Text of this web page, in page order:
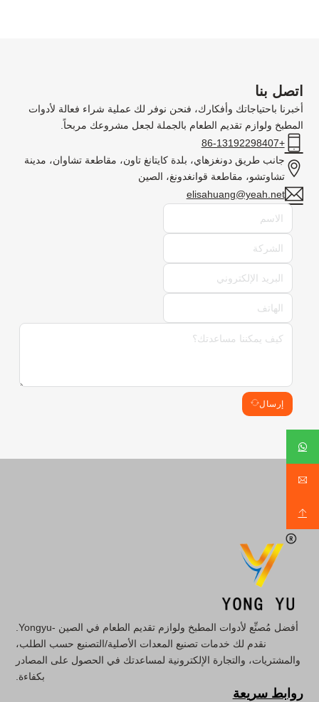
اتصل بنا
أخبرنا باحتياجاتك وأفكارك، فنحن نوفر لك عملية شراء فعالة لأدوات
المطبخ ولوازم تقديم الطعام بالجملة لجعل مشروعك مربحاً.
+86-13192298407
جانب طريق دونغزهاي، بلدة كايتانغ تاون، مقاطعة تشاوان، مدينة
تشاوتشو، مقاطعة قوانغدونغ، الصين
elisahuang@yeah.net
إرسال
أفضل مُصنِّع لأدوات المطبخ ولوازم تقديم الطعام في الصين -Yongyu.
نقدم لك خدمات تصنيع المعدات الأصلية/التصنيع حسب الطلب،
والمشتريات، والتجارة الإلكترونية لمساعدتك في الحصول على المصادر
بكفاءة.
روابط سريعة